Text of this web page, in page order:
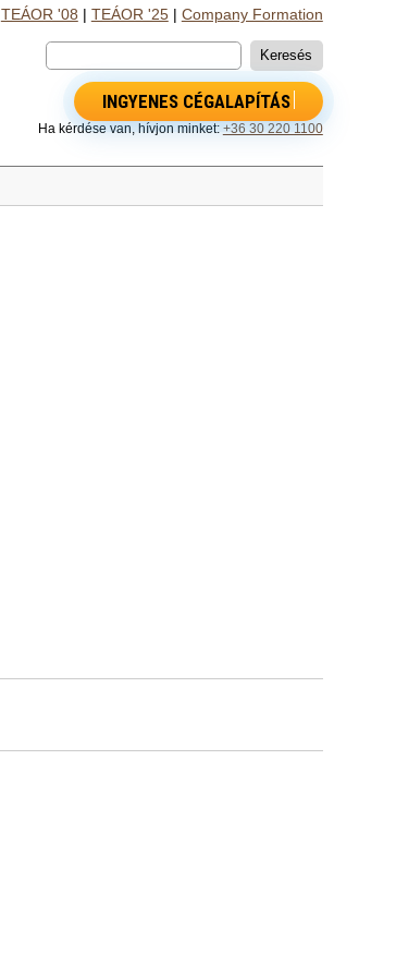
TEÁOR '08 TEÁOR '25| Company Formation
INGYENES CÉGALAPÍTÁS
Ha kérdése van, hívjon minket: +36 30 220 1100